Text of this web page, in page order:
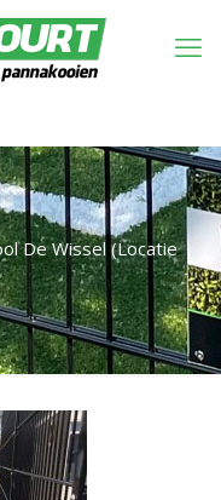
De Wissel (Locatie